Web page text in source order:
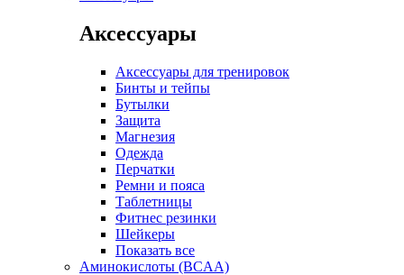
Аксессуары
Аксессуары для тренировок
Бинты и тейпы
Бутылки
Защита
Магнезия
Одежда
Перчатки
Ремни и пояса
Таблетницы
Фитнес резинки
Шейкеры
Показать все
Аминокислоты (BCAA)